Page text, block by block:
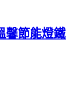
馨節能燈